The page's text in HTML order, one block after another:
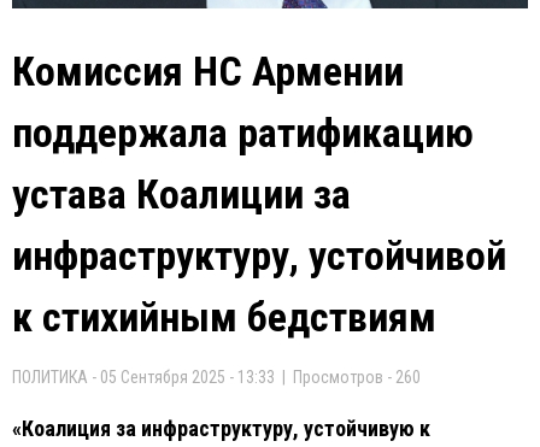
Комиссия НС Армении
поддержала ратификацию
устава Коалиции за
инфраструктуру, устойчивой
к стихийным бедствиям
ПОЛИТИКА - 05 Сентября 2025 - 13:33 | Просмотров - 260
«Коалиция за инфраструктуру, устойчивую к